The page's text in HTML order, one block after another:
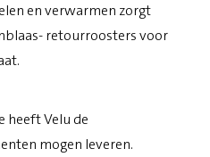
en verwarmen zorgt
retourroosters voor
heeft Velu de
mogen leveren.